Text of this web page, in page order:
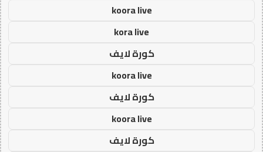
koora live
kora live
كورة لايف
koora live
كورة لايف
koora live
كورة لايف